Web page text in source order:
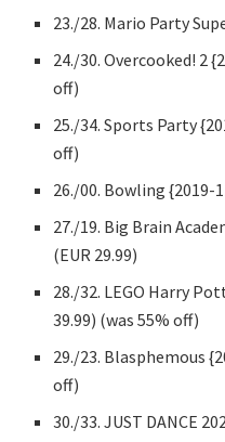
23./28. Mario Party
24./30. Overcooked! 2
off)
25./34. Sports Party
off)
26./00. Bowling {2019-
27./19. Big Brain
(EUR 29.99)
28./32. LEGO Harry
39.99) (was 55% off)
29./23. Blasphemous
off)
30./33. JUST DANCE